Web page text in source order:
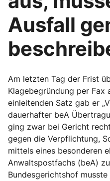
Ausfall
Am letzten Tag der Frist
Klagebegründung per Fax
einleitenden Satz gab er
dauerhafter beA
ging zwar bei Gericht
gegen die Verpflichtung,
mittels eines besonderen
Anwaltspostfachs (beA)
Bundesgerichtshof